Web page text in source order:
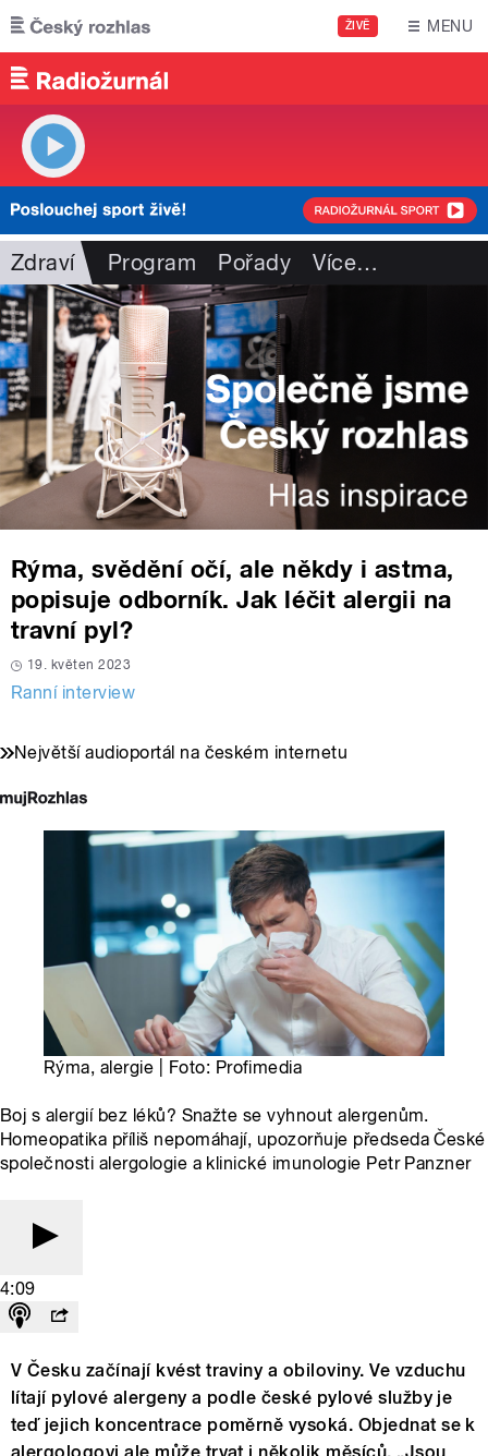
Přejít k hlavnímu obsahu
ŽIVĚ MENU
Zdraví Program Pořady Více…
Rýma, svědění očí, ale někdy i astma,
popisuje odborník. Jak léčit alergii na
travní pyl?
19. květen 2023
Ranní interview
Největší audioportál na českém internetu
Rýma, alergie | Foto: Profimedia
Boj s alergií bez léků? Snažte se vyhnout alergenům.
Homeopatika příliš nepomáhají, upozorňuje předseda České
společnosti alergologie a klinické imunologie Petr Panzner
4:09
V Česku začínají kvést traviny a obiloviny. Ve vzduchu
lítají pylové alergeny a podle české pylové služby je
teď jejich koncentrace poměrně vysoká. Objednat se k